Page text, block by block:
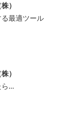
）
最適ツール
）
ら…